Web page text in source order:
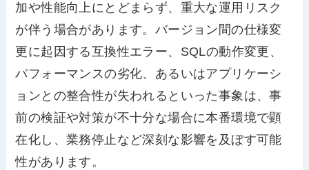
加や性能向上にとどまらず、重大な運用リスク
が伴う場合があります。バージョン間の仕様変
更に起因する互換性エラー、SQLの動作変更、
パフォーマンスの劣化、あるいはアプリケーシ
ョンとの整合性が失われるといった事象は、事
前の検証や対策が不十分な場合に本番環境で顕
在化し、業務停止など深刻な影響を及ぼす可能
性があります。